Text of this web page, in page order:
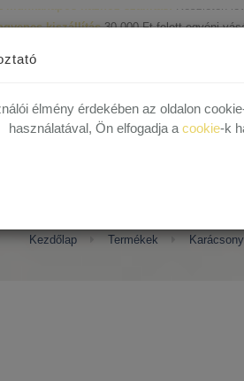
kiszállítás 30.000 Ft felett egyéni
Rólunk Híreink
Kezdőlap Termékek
élmény érdekében az oldalon
használatával, Ön elfogadja a cookie-k